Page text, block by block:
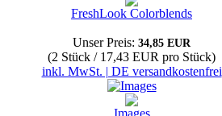
FreshLook Colorblends
Unser Preis: 34,85 EUR
(2 Stück / 17,43 EUR pro Stück)
inkl. MwSt. | DE versandkostenfrei
Images